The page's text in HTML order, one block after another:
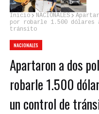
Inicio NACIONALES
por robarle 1.500 dólares
tránsito
NACIONALES
Apartaron a dos
robarle 1.500
un control de